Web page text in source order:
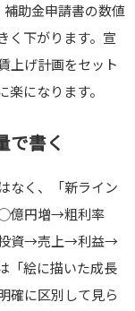
助金申請書の数値
く下がります。宣
上げ計画をセット
になります。
で書く
なく、「新ライン
億円増→粗利率
資→売上→利益→
「絵に描いた成長
確に区別して見ら